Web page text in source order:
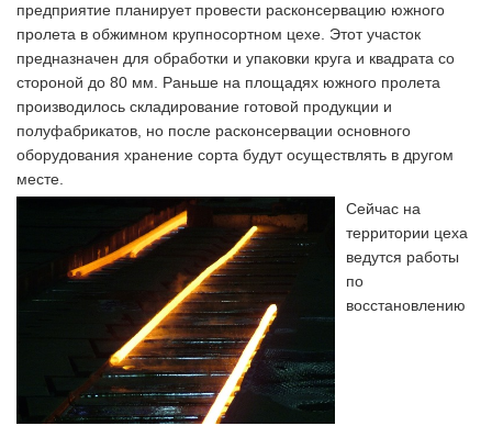
предприятие планирует провести расконсервацию южного
пролета в обжимном крупносортном цехе. Этот участок
предназначен для обработки и упаковки круга и квадрата со
стороной до 80 мм. Раньше на площадях южного пролета
производилось складирование готовой продукции и
полуфабрикатов, но после расконсервации основного
оборудования хранение сорта будут осуществлять в другом
месте.
Сейчас на
территории цеха
ведутся работы
по
восстановлению